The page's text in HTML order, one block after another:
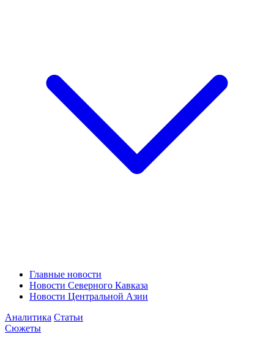
Главные новости
Новости Северного Кавказа
Новости Центральной Азии
Аналитика Статьи
Сюжеты